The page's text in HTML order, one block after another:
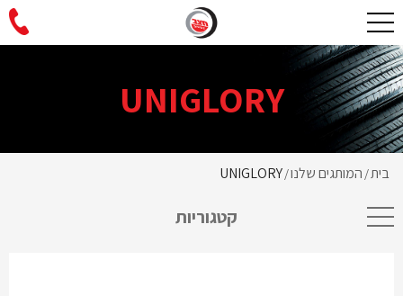
UNIGLORY
בית/ המותגים שלנו/
UNIGLORY
קטגוריות